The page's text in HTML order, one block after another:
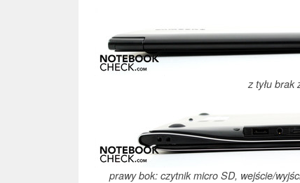
z tyłu brak
prawy bok: czytnik micro SD, wejście/